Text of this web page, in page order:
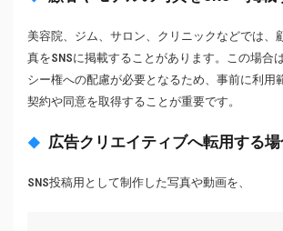
美容院、ジム、サロン、クリニックなどでは、
真をSNSに掲載することがあります。この場合
シー権への配慮が必要となるため、事前に利用
契約や同意を取得することが重要です。
広告クリエイティブへ転用する
SNS投稿用として制作した写真や動画を、